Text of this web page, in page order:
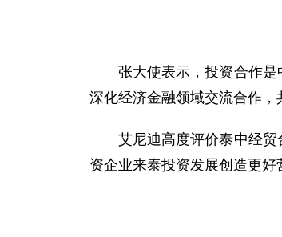
张大使表示，投资合作
深化经济金融领域交流合作，
艾尼迪高度评价泰中经
资企业来泰投资发展创造更好